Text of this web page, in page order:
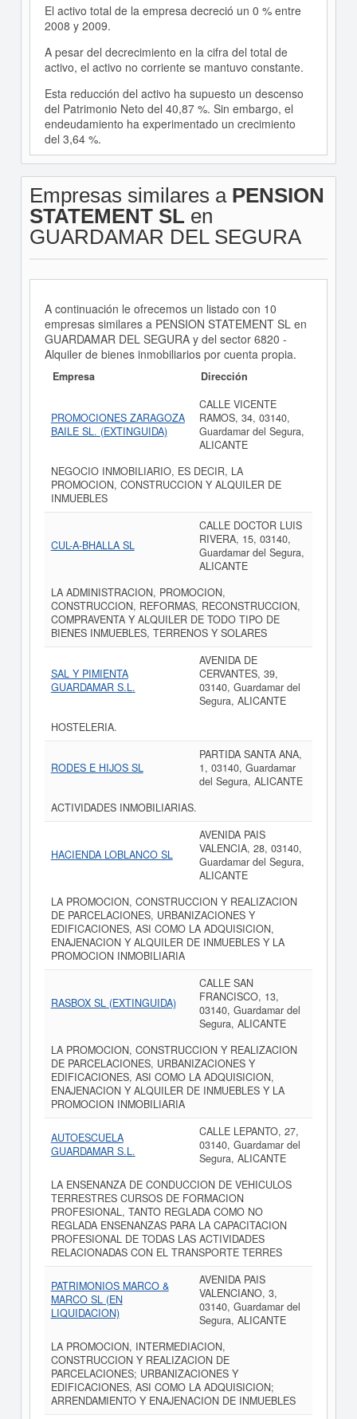
El activo total de la empresa decreció un 0 % entre
2008 y 2009.
A pesar del decrecimiento en la cifra del total de
activo, el activo no corriente se mantuvo constante.
Esta reducción del activo ha supuesto un descenso
del Patrimonio Neto del 40,87 %. Sin embargo, el
endeudamiento ha experimentado un crecimiento
del 3,64 %.
Empresas similares a PENSION
STATEMENT SL en
GUARDAMAR DEL SEGURA
A continuación le ofrecemos un listado con 10
empresas similares a PENSION STATEMENT SL en
GUARDAMAR DEL SEGURA y del sector 6820 -
Alquiler de bienes inmobiliarios por cuenta propia.
Empresa Dirección
PROMOCIONES ZARAGOZA
BAILE SL. (EXTINGUIDA)
CALLE VICENTE
RAMOS, 34, 03140,
Guardamar del Segura,
ALICANTE
NEGOCIO INMOBILIARIO, ES DECIR, LA
PROMOCION, CONSTRUCCION Y ALQUILER DE
INMUEBLES
CUL-A-BHALLA SL
CALLE DOCTOR LUIS
RIVERA, 15, 03140,
Guardamar del Segura,
ALICANTE
LA ADMINISTRACION, PROMOCION,
CONSTRUCCION, REFORMAS, RECONSTRUCCION,
COMPRAVENTA Y ALQUILER DE TODO TIPO DE
BIENES INMUEBLES, TERRENOS Y SOLARES
SAL Y PIMIENTA
GUARDAMAR S.L.
AVENIDA DE
CERVANTES, 39,
03140, Guardamar del
Segura, ALICANTE
HOSTELERIA.
RODES E HIJOS SL
PARTIDA SANTA ANA,
1, 03140, Guardamar
del Segura, ALICANTE
ACTIVIDADES INMOBILIARIAS.
HACIENDA LOBLANCO SL
AVENIDA PAIS
VALENCIA, 28, 03140,
Guardamar del Segura,
ALICANTE
LA PROMOCION, CONSTRUCCION Y REALIZACION
DE PARCELACIONES, URBANIZACIONES Y
EDIFICACIONES, ASI COMO LA ADQUISICION,
ENAJENACION Y ALQUILER DE INMUEBLES Y LA
PROMOCION INMOBILIARIA
RASBOX SL (EXTINGUIDA)
CALLE SAN
FRANCISCO, 13,
03140, Guardamar del
Segura, ALICANTE
LA PROMOCION, CONSTRUCCION Y REALIZACION
DE PARCELACIONES, URBANIZACIONES Y
EDIFICACIONES, ASI COMO LA ADQUISICION,
ENAJENACION Y ALQUILER DE INMUEBLES Y LA
PROMOCION INMOBILIARIA
AUTOESCUELA
GUARDAMAR S.L.
CALLE LEPANTO, 27,
03140, Guardamar del
Segura, ALICANTE
LA ENSENANZA DE CONDUCCION DE VEHICULOS
TERRESTRES CURSOS DE FORMACION
PROFESIONAL, TANTO REGLADA COMO NO
REGLADA ENSENANZAS PARA LA CAPACITACION
PROFESIONAL DE TODAS LAS ACTIVIDADES
RELACIONADAS CON EL TRANSPORTE TERRES
PATRIMONIOS MARCO &
MARCO SL (EN
LIQUIDACION)
AVENIDA PAIS
VALENCIANO, 3,
03140, Guardamar del
Segura, ALICANTE
LA PROMOCION, INTERMEDIACION,
CONSTRUCCION Y REALIZACION DE
PARCELACIONES; URBANIZACIONES Y
EDIFICACIONES, ASI COMO LA ADQUISICION;
ARRENDAMIENTO Y ENAJENACION DE INMUEBLES